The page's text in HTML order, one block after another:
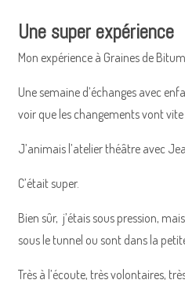
Une super expérience
Mon expérience à Graines de
Une semaine d’échanges avec
voir que les changements vont vite
J’animais l’atelier théâtre avec
C’était super.
Bien sûr, j’étais sous pression,
sous le tunnel ou sont dans la
Très à l’écoute, très volontaires,